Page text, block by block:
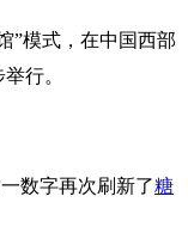
”模式，在中国西部
行。
数字再次刷新了糖